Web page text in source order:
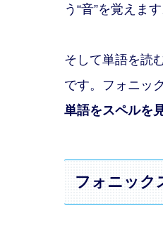
う“音”を覚えます
そして単語を読
です。フォニッ
単語をスペルを
フォニック